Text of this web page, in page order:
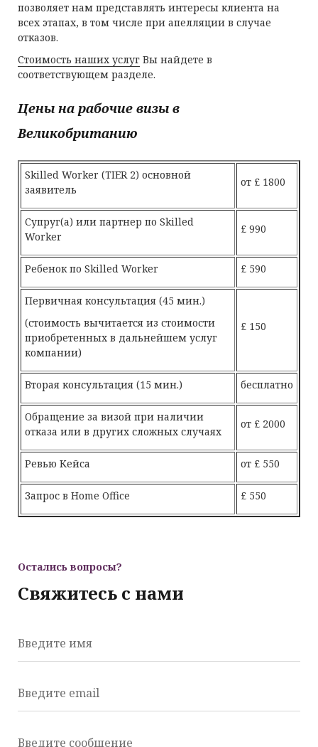
позволяет нам представлять интересы клиента на
всех этапах, в том числе при апелляции в случае
отказов.
Стоимость наших услуг Вы найдете в
соответствующем разделе.
Цены на рабочие визы в
Великобританию
Skilled Worker (TIER 2) основной
заявитель
от £ 1800
Супруг(а) или партнер по Skilled
Worker
£ 990
Ребенок по Skilled Worker £ 590
Первичная консультация (45 мин.)
(стоимость вычитается из стоимости
приобретенных в дальнейшем услуг
компании)
£ 150
Вторая консультация (15 мин.) бесплатно
Обращение за визой при наличии
отказа или в других сложных случаях
от £ 2000
Ревью Кейса от £ 550
Запрос в Home Office £ 550
Остались вопросы?
Свяжитесь с нами
Введите имя
Введите email
Введите сообщение